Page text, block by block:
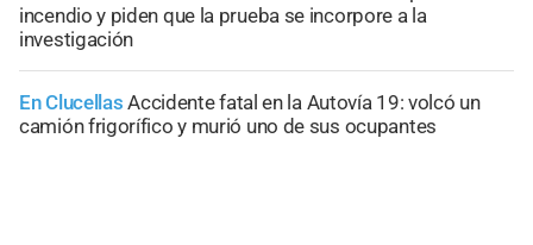
incendio y piden que la prueba se incorpore a la
investigación
En Clucellas Accidente fatal en la Autovía 19: volcó un
camión frigorífico y murió uno de sus ocupantes